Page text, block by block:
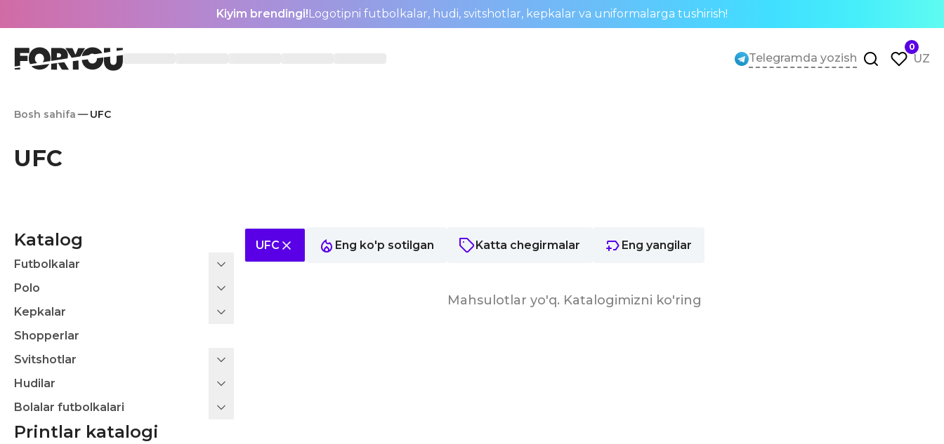
Kiyim brendingi!Logotipni futbolkalar, hudi, svitshotlar, kepkalar va uniformalarga tushirish!
Telegramda yozish
0
UZ
Bosh sahifa UFC
UFC
Katalog
Futbolkalar
Polo
Kepkalar
Shopperlar
Svitshotlar
Hudilar
Bolalar futbolkalari
Printlar katalogi
UFC Eng ko'p sotilgan Katta chegirmalar Eng yangilar
Mahsulotlar yo'q. Katalogimizni ko'ring